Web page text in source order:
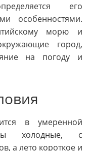
его
особенностями.
морю и
город,
на погоду и
в умеренной
холодные, с
а лето короткое и